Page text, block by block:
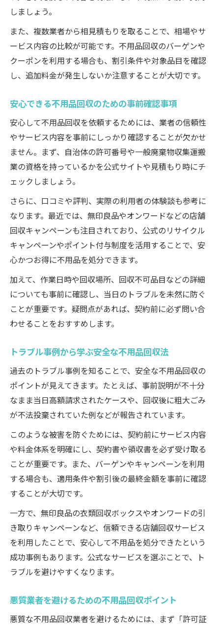
しましょう。
また、複数業者から相見積もりを取ることで、相場やサ
ービス内容の比較が可能です。不用品回収のバーゲンや
クーポンを利用する場合も、割引条件や対象品目を確認
し、追加料金が発生しないか注意することが大切です。
安心できる不用品回収のための事前確認事項
安心して不用品回収を依頼するためには、業者の信頼性
やサービス内容を事前にしっかり確認することが欠かせ
ません。まず、自治体の許可番号や一般廃棄物収集運搬
業の資格を持っているかを公式サイトや見積もり時にチ
ェックしましょう。
さらに、口コミや評判、実際の利用者の体験談も参考に
なります。最近では、無印良品やオンワードなどの店舗
回収キャンペーンも注目されており、公式のリサイクル
キャンペーンやポイント付与制度を活用することで、安
心かつお得に不用品を処分できます。
加えて、作業日時や回収場所、回収不可品目などの詳細
についても事前に確認し、当日のトラブルを未然に防ぐ
ことが重要です。疑問点があれば、契約前に必ず問い合
わせることをおすすめします。
トラブル事例から学ぶ安全な不用品回収法
過去のトラブル事例を知ることで、安全な不用品回収の
ポイントが見えてきます。たとえば、事前説明が不十分
なまま当日高額請求されたケースや、回収後に粗大ごみ
が不法投棄されていた例などが報告されています。
このような被害を防ぐためには、契約前にサービス内容
や料金体系を明確にし、契約書や領収書を必ず受け取る
ことが重要です。また、バーゲンやキャンペーンを利用
する場合も、適用条件や割引後の最終金額を事前に確認
することが大切です。
一方で、無印良品の衣類回収ボックスやオンワードの引
き取りキャンペーンなど、信頼できる店舗回収サービス
を利用したことで、安心して不用品を処分できたという
成功事例もあります。公式なサービスを選ぶことで、ト
ラブルを避けやすくなります。
悪質業者を避けるための不用品回収ポイント
悪質な不用品回収業者を避けるためには、まず「許可証